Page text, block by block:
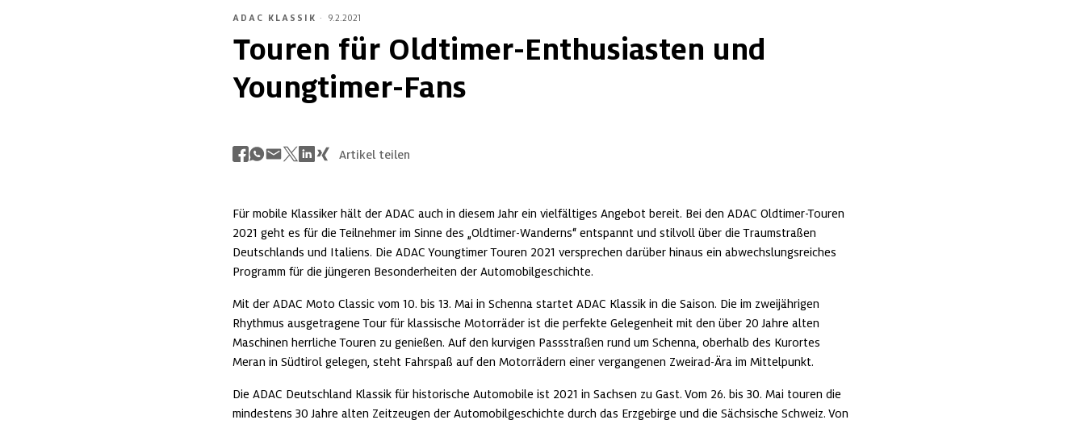
ADAC KLASSIK · 9.2.2021
Touren für Oldtimer-Enthusiasten und
Youngtimer-Fans
Artikel teilen
Für mobile Klassiker hält der ADAC auch in diesem Jahr ein vielfältiges Angebot bereit. Bei den ADAC Oldtimer-Touren
2021 geht es für die Teilnehmer im Sinne des „Oldtimer-Wanderns“ entspannt und stilvoll über die Traumstraßen
Deutschlands und Italiens. Die ADAC Youngtimer Touren 2021 versprechen darüber hinaus ein abwechslungsreiches
Programm für die jüngeren Besonderheiten der Automobilgeschichte.
Mit der ADAC Moto Classic vom 10. bis 13. Mai in Schenna startet ADAC Klassik in die Saison. Die im zweijährigen
Rhythmus ausgetragene Tour für klassische Motorräder ist die perfekte Gelegenheit mit den über 20 Jahre alten
Maschinen herrliche Touren zu genießen. Auf den kurvigen Passstraßen rund um Schenna, oberhalb des Kurortes
Meran in Südtirol gelegen, steht Fahrspaß auf den Motorrädern einer vergangenen Zweirad-Ära im Mittelpunkt.
Die ADAC Deutschland Klassik für historische Automobile ist 2021 in Sachsen zu Gast. Vom 26. bis 30. Mai touren die
mindestens 30 Jahre alten Zeitzeugen der Automobilgeschichte durch das Erzgebirge und die Sächsische Schweiz. Von